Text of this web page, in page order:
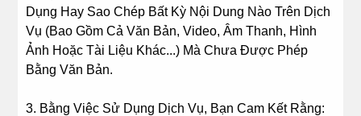
Dụng Hay Sao Chép Bất Kỳ Nội Dung Nào Trên Dịch
Vụ (Bao Gồm Cả Văn Bản, Video, Âm Thanh, Hình
Ảnh Hoặc Tài Liệu Khác...) Mà Chưa Được Phép
Bằng Văn Bản.
3. Bằng Việc Sử Dụng Dịch Vụ, Bạn Cam Kết Rằng: